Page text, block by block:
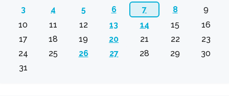
3
4 5 6 7 8
9
10
11 12 13 14 15
16
17
18 19 20 21 22
23
24
25 26 27 28 29
30
31